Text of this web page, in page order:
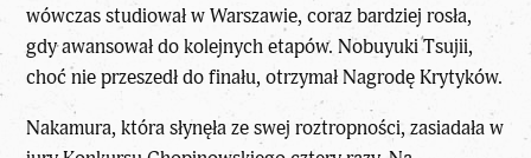
wówczas studiował w Warszawie, coraz bardziej rosła,
gdy awansował do kolejnych etapów. Nobuyuki Tsujii,
choć nie przeszedł do finału, otrzymał Nagrodę Krytyków.
Nakamura, która słynęła ze swej roztropności, zasiadała w